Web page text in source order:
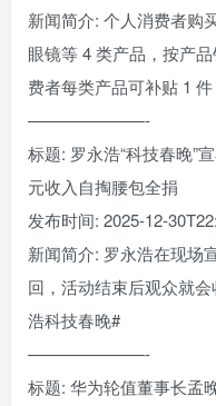
新闻简介: 个人消费者购
眼镜等 4 类产品，按产
费者每类产品可补贴 1 件
———————-
标题: 罗永浩“科技春晚”
元收入自掏腰包全捐
发布时间: 2025-12-
新闻简介: 罗永浩在现场
回，活动结束后观众就
浩科技春晚#
———————-
标题: 华为轮值董事长孟